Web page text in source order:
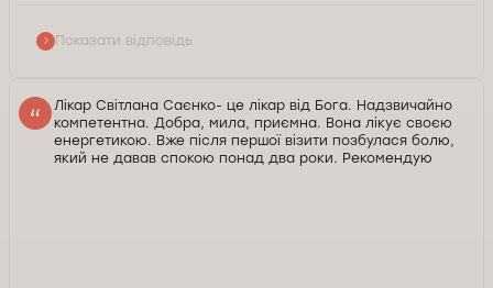
Показати відповідь
Лікар Світлана Саєнко- це лікар від Бога. Надзвичайно
компетентна. Добра, мила, приємна. Вона лікує своєю
енергетикою. Вже після першої візити позбулася болю,
який не давав спокою понад два роки. Рекомендую